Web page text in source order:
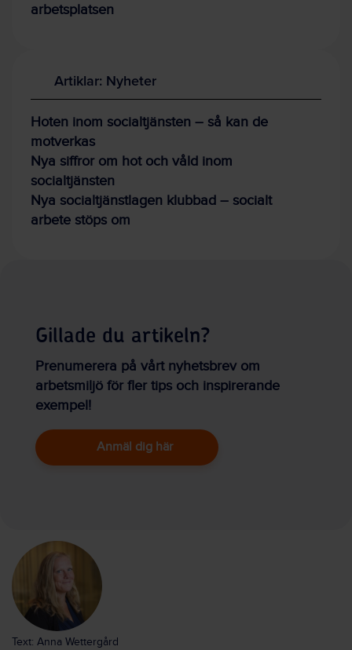
arbetsplatsen
Artiklar: Nyheter
Hoten inom socialtjänsten – så kan de
motverkas
Nya siffror om hot och våld inom
socialtjänsten
Nya socialtjänstlagen klubbad – socialt
arbete stöps om
Gillade du artikeln?
Prenumerera på vårt nyhetsbrev om
arbetsmiljö för fler tips och inspirerande
exempel!
Anmäl dig här
Text: Anna Wettergård